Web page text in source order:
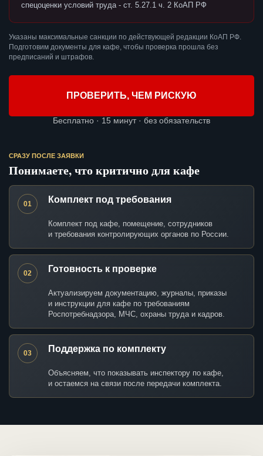
спецоценки условий труда - ст. 5.27.1 ч. 2 КоАП РФ
Указаны максимальные санкции по действующей редакции КоАП РФ.
Подготовим документы для кафе, чтобы проверка прошла без
предписаний и штрафов.
ПРОВЕРИТЬ, ЧЕМ РИСКУЮ
Бесплатно · 15 минут · без обязательств
СРАЗУ ПОСЛЕ ЗАЯВКИ
Понимаете, что критично для кафе
01 Комплект под требования
Комплект под кафе, помещение, сотрудников
и требования контролирующих органов по России.
02 Готовность к проверке
Актуализируем документацию, журналы, приказы
и инструкции для кафе по требованиям
Роспотребнадзора, МЧС, охраны труда и кадров.
03 Поддержка по комплекту
Объясняем, что показывать инспектору по кафе,
и остаемся на связи после передачи комплекта.